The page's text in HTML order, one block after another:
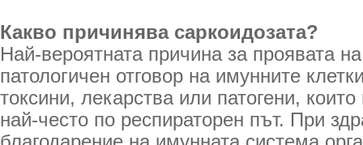
Какво причинява саркоидозата?
Най-вероятната причина за проявата
патологичен отговор на имунните
токсини, лекарства или патогени,
най-често по респираторен път. При